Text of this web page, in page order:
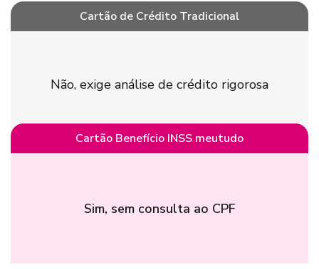
Cartão de Crédito Tradicional
Não, exige análise de crédito rigorosa
Cartão Benefício INSS meutudo
Sim, sem consulta ao CPF